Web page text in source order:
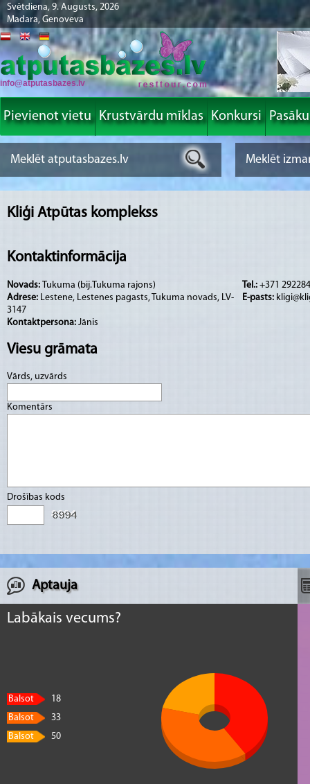
Svētdiena, 9. Augusts, 2026
Madara, Genoveva
info@atputasbazes.lv
Pievienot vietu Krustvārdu mīklas Konkursi
Kliģi Atpūtas komplekss
Kontaktinformācija
Novads: Tukuma (bij.Tukuma rajons)
Adrese: Lestene, Lestenes pagasts, Tukuma novads, LV-
3147
Kontaktpersona: Jānis
Tel.: +371
E-pasts:
Viesu grāmata
Vārds, uzvārds
Komentārs
Drošības kods
Aptauja
Labākais vecums?
Balsot
18
Balsot
33
Balsot
50